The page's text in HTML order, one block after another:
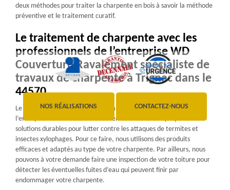
NOS RÉALISATIONS CONTACTEZ-NOUS
deux méthodes pour traiter la charpente en bois à savoir la méthode
préventive et le traitement curatif.
Le traitement de charpente avec les
professionnels de l’entreprise WD
Couverture Ravalement spécialiste de
travaux de charpente à Trignac dans le
44570
Le traitement de charpente fait partie du domaine d’expertise de
l’entreprise WD Couverture Ravalement. Nous vous proposons des
solutions durables pour lutter contre les attaques de termites et
insectes xylophages. Pour ce faire, nous utilisons des produits
efficaces et adaptés au type de votre charpente. Par ailleurs, nous
pouvons à votre demande faire une inspection de votre toiture pour
détecter les éventuelles fuites d’eau qui peuvent finir par
endommager votre charpente.